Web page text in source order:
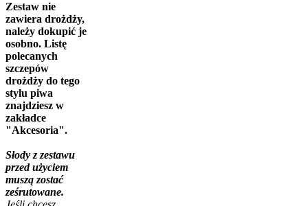
Zestaw nie
zawiera drożdży,
należy dokupić je
osobno. Listę
polecanych
szczepów
drożdży do tego
stylu piwa
znajdziesz w
zakładce
"Akcesoria".
Słody z zestawu
przed użyciem
muszą zostać
ześrutowane.